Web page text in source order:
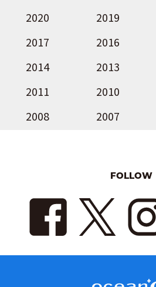
2020
2019
2017
2016
2014
2013
2011
2010
2008
2007
FOLLOW